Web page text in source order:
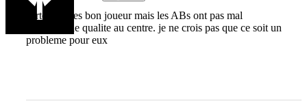
certes un tres bon joueur mais les ABs ont pas mal
d’options de qualite au centre. je ne crois pas que ce soit un
probleme pour eux